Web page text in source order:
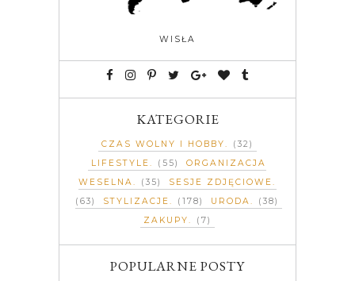
WISŁA
KATEGORIE
CZAS WOLNY I HOBBY
(32)
LIFESTYLE
(55)
ORGANIZACJA
WESELNA
(35)
SESJE ZDJĘCIOWE
(63)
STYLIZACJE (178) URODA
(38)
ZAKUPY
(7)
POPULARNE POSTY